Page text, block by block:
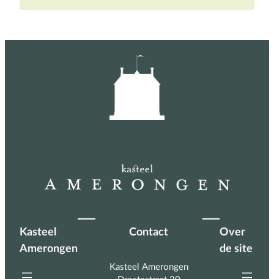
Kasteel
Amerongen
Contact
Kasteel Amerongen
Over
de site